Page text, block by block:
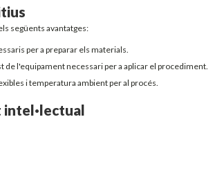
següents avantatges:
per a preparar els materials.
l'equipament necessari per a aplicar el procediment.
i temperatura ambient per al procés.
intel·lectual